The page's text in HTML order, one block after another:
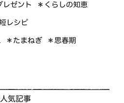
レゼント ＊くらしの知恵
レシピ
＊たまねぎ ＊思春期
人気記事